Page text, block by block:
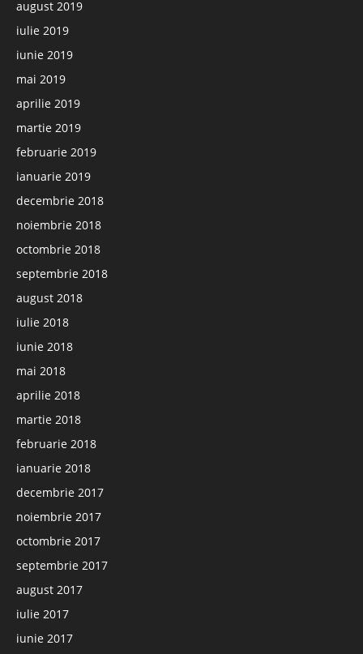
august 2019
iulie 2019
iunie 2019
mai 2019
aprilie 2019
martie 2019
februarie 2019
ianuarie 2019
decembrie 2018
noiembrie 2018
octombrie 2018
septembrie 2018
august 2018
iulie 2018
iunie 2018
mai 2018
aprilie 2018
martie 2018
februarie 2018
ianuarie 2018
decembrie 2017
noiembrie 2017
octombrie 2017
septembrie 2017
august 2017
iulie 2017
iunie 2017